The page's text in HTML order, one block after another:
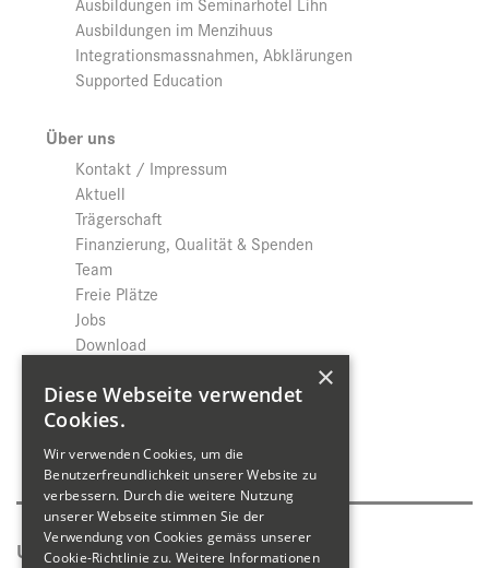
Ausbildungen im Menzihuus
Integrationsmassnahmen, Abklärungen
Supported Education
Über uns
Kontakt / Impressum
Aktuell
Trägerschaft
Finanzierung, Qualität & Spenden
Team
Freie Plätze
Jobs
Download
Shop
Produktkatalog
Unsere Seiten
×
Diese Webseite verwendet
Cookies.
Wir verwenden Cookies, um die
Benutzerfreundlichkeit unserer Website zu
verbessern. Durch die weitere Nutzung
unserer Webseite stimmen Sie der
Verwendung von Cookies gemäss unserer
Cookie-Richtlinie zu. Weitere Informationen